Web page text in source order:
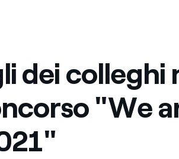
dei colleghi
"We